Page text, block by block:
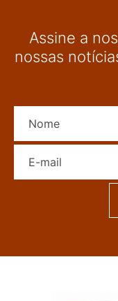
Assine a
nossas